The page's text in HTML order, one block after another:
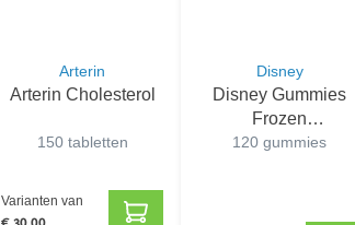
Arterin
Arterin Cholesterol
150 tabletten
Varianten van
Disney
Disney Gummies
Frozen
Multivitaminen
120 gummies